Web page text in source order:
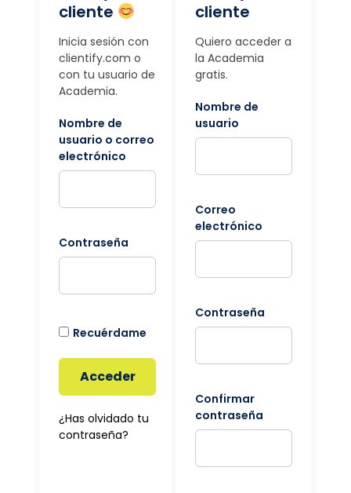
cliente
Inicia sesión con
clientify.com o
con tu usuario de
Academia.
Nombre de
usuario o correo
electrónico
Contraseña
Recuérdame
Acceder
¿Has olvidado tu
contraseña?
cliente
Quiero acceder a
la Academia
gratis.
Nombre de
usuario
Correo
electrónico
Contraseña
Confirmar
contraseña